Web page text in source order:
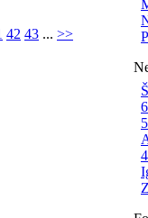
42 43 ... >>